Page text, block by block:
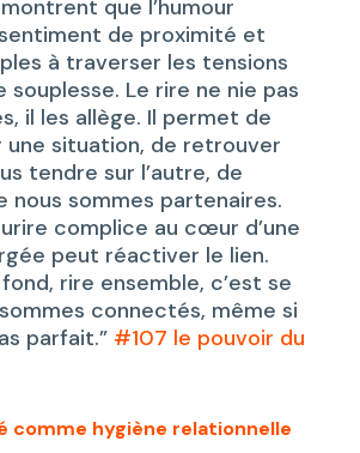
que l’humour
de proximité et
à traverser les tensions
souplesse. Le rire ne nie pas
il les allège. Il permet de
une situation, de retrouver
tendre sur l’autre, de
nous sommes partenaires.
complice au cœur d’une
peut réactiver le lien.
fond, rire ensemble, c’est se
connectés, même si
parfait.” #107 le pouvoir du
comme hygiène relationnelle